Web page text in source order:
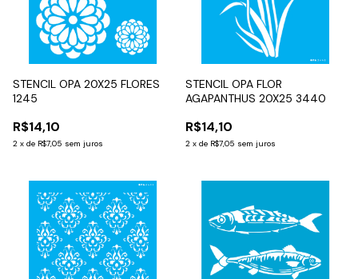
STENCIL OPA 20X25 FLORES
1245
R$14,10
2 x de R$7,05 sem juros
STENCIL OPA FLOR
AGAPANTHUS 20X25 3440
R$14,10
2 x de R$7,05 sem juros